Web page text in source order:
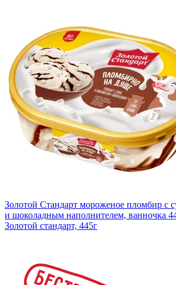
Золотой Стандарт мороженое пломбир с
и шоколадным наполнителем, ванночка
Золотой стандарт, 445г